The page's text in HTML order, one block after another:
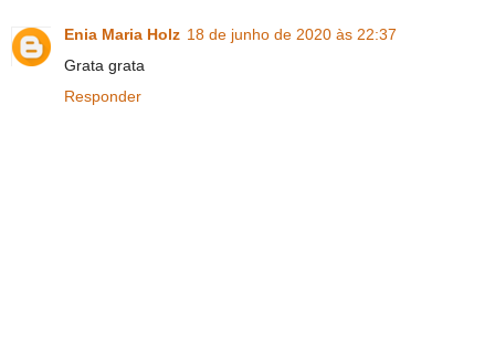
Enia Maria Holz 18 de junho de 2020 às 22:37
Grata grata
Responder